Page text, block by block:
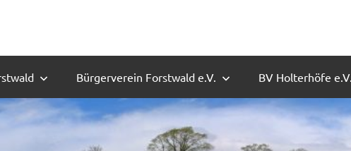
Bürgerverein Forstwald e.V. BV Holterhöfe e.V.